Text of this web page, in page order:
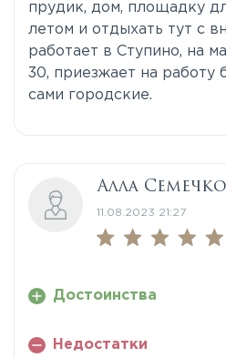
прудик, дом, площадку
летом и отдыхать тут с
работает в Ступино, на
30, приезжает на работу
сами городские.
Алла Семечко
11.08.2023 21:27
Достоинства
Недостатки